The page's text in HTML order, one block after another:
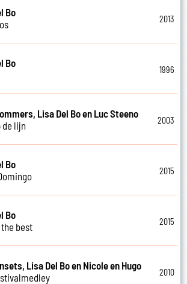
Bo
2013
Bo
1996
Lisa Del Bo en Luc Steeno
de lijn
2003
Bo
2015
Bo
best
2015
Lisa Del Bo en Nicole en Hugo
2010